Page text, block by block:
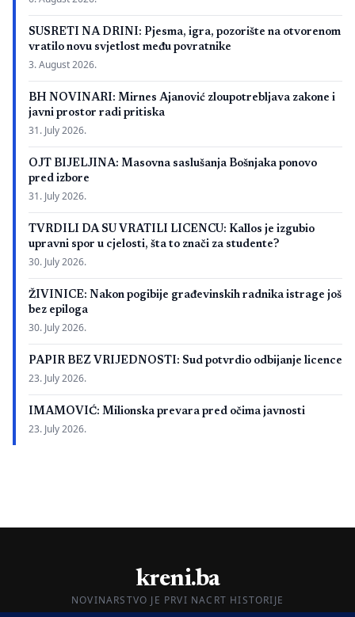
SUSRETI NA DRINI: Pjesma, igra, pozorište na otvorenom
vratilo novu svjetlost među povratnike
3. August 2026.
BH NOVINARI: Mirnes Ajanović zloupotrebljava zakone i
javni prostor radi pritiska
31. July 2026.
OJT BIJELJINA: Masovna saslušanja Bošnjaka ponovo
pred izbore
31. July 2026.
TVRDILI DA SU VRATILI LICENCU: Kallos je izgubio
upravni spor u cjelosti, šta to znači za studente?
30. July 2026.
ŽIVINICE: Nakon pogibije građevinskih radnika istrage još
bez epiloga
30. July 2026.
PAPIR BEZ VRIJEDNOSTI: Sud potvrdio odbijanje licence
23. July 2026.
IMAMOVIĆ: Milionska prevara pred očima javnosti
23. July 2026.
kreni.ba
NOVINARSTVO JE PRVI NACRT HISTORIJE